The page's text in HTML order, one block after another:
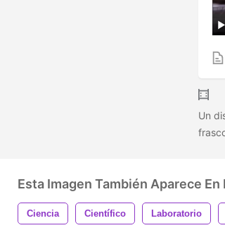
Un
Esta Imagen También Aparece En
Ciencia Científico Laboratorio